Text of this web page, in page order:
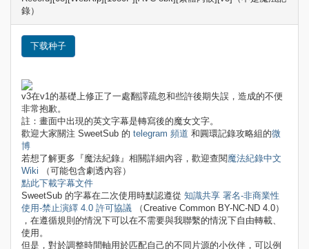
錄）
下载种子
v3在v1的基礎上修正了一處翻譯疏忽和些許後期失誤，造成的不便
非常抱歉。
註：畫面中出現的英文字幕是轉寫後的魔女文字。
歡迎大家關注 SweetSub 的 telegram 頻道 和圓環記錄攻略組的微
博
若想了解更多『魔法紀錄』相關詳細內容，歡迎查閱魔法紀錄中文
Wiki （可能包含劇透內容）
點此下載字幕文件
SweetSub 的字幕在二次使用時默認遵從 知識共享 署名-非商業性
使用-禁止演繹 4.0 許可協議 （Creative Common BY-NC-ND 4.0）
，在遵循規則的情況下可以在不需要與我聯繫的情況下自由轉載、
使用。
但是，對於調整時間軸用於匹配自己的不同片源的小伙伴，可以例